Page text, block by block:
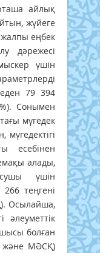
айлық
жүйеге
жалпы еңбек
дәрежесі
үшін
79 394
Сонымен
мүгедек
есебінен
алады,
үшін
теңгені
Осылайша,
әлеуметтік
болған
және МӘСҚ)